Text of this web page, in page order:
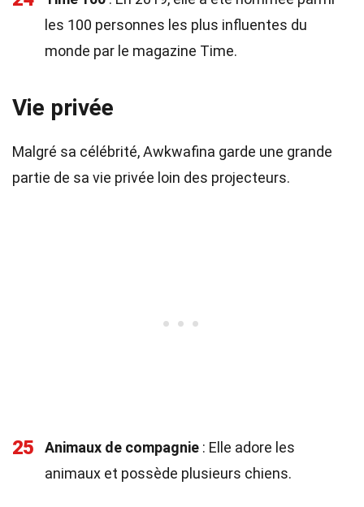
les 100 personnes les plus influentes du
monde par le magazine Time.
Vie privée
Malgré sa célébrité, Awkwafina garde une grande
partie de sa vie privée loin des projecteurs.
25 Animaux de compagnie : Elle adore les
animaux et possède plusieurs chiens.